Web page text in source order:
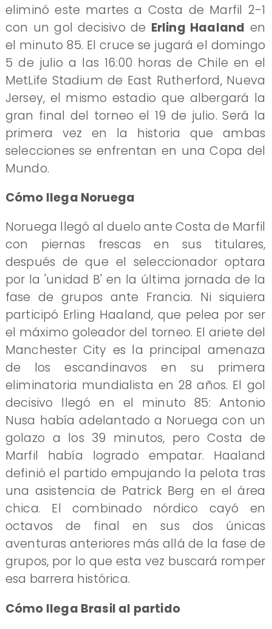
eliminó este martes a Costa de Marfil 2-1
con un gol decisivo de Erling Haaland en
el minuto 85. El cruce se jugará el domingo
5 de julio a las 16:00 horas de Chile en el
MetLife Stadium de East Rutherford, Nueva
Jersey, el mismo estadio que albergará la
gran final del torneo el 19 de julio. Será la
primera vez en la historia que ambas
selecciones se enfrentan en una Copa del
Mundo.
Cómo llega Noruega
Noruega llegó al duelo ante Costa de Marfil
con piernas frescas en sus titulares,
después de que el seleccionador optara
por la 'unidad B' en la última jornada de la
fase de grupos ante Francia. Ni siquiera
participó Erling Haaland, que pelea por ser
el máximo goleador del torneo. El ariete del
Manchester City es la principal amenaza
de los escandinavos en su primera
eliminatoria mundialista en 28 años. El gol
decisivo llegó en el minuto 85: Antonio
Nusa había adelantado a Noruega con un
golazo a los 39 minutos, pero Costa de
Marfil había logrado empatar. Haaland
definió el partido empujando la pelota tras
una asistencia de Patrick Berg en el área
chica. El combinado nórdico cayó en
octavos de final en sus dos únicas
aventuras anteriores más allá de la fase de
grupos, por lo que esta vez buscará romper
esa barrera histórica.
Cómo llega Brasil al partido